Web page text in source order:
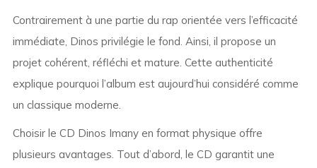
Contrairement à une partie du rap orientée vers l’efficacité
immédiate, Dinos privilégie le fond. Ainsi, il propose un
projet cohérent, réfléchi et mature. Cette authenticité
explique pourquoi l’album est aujourd’hui considéré comme
un classique moderne.
Choisir le CD Dinos Imany en format physique offre
plusieurs avantages. Tout d’abord, le CD garantit une